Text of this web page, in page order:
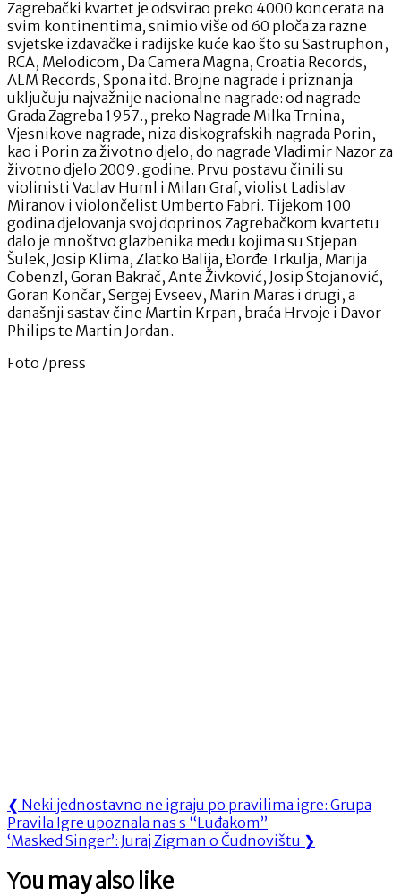
Zagrebački kvartet je odsvirao preko 4000 koncerata na
svim kontinentima, snimio više od 60 ploča za razne
svjetske izdavačke i radijske kuće kao što su Sastruphon,
RCA, Melodicom, Da Camera Magna, Croatia Records,
ALM Records, Spona itd. Brojne nagrade i priznanja
uključuju najvažnije nacionalne nagrade: od nagrade
Grada Zagreba 1957., preko Nagrade Milka Trnina,
Vjesnikove nagrade, niza diskografskih nagrada Porin,
kao i Porin za životno djelo, do nagrade Vladimir Nazor za
životno djelo 2009. godine. Prvu postavu činili su
violinisti Vaclav Huml i Milan Graf, violist Ladislav
Miranov i violončelist Umberto Fabri. Tijekom 100
godina djelovanja svoj doprinos Zagrebačkom kvartetu
dalo je mnoštvo glazbenika među kojima su Stjepan
Šulek, Josip Klima, Zlatko Balija, Đorđe Trkulja, Marija
Cobenzl, Goran Bakrač, Ante Živković, Josip Stojanović,
Goran Končar, Sergej Evseev, Marin Maras i drugi, a
današnji sastav čine Martin Krpan, braća Hrvoje i Davor
Philips te Martin Jordan.
Foto /press
Navigacija
objava
❮ Previous
Post:
Neki jednostavno ne igraju po pravilima igre: Grupa
Pravila Igre upoznala nas s “Luđakom”
Next
‘Masked Singer’: Juraj Zigman o Čudnovištu ❯
You may also like